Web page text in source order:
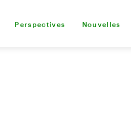
Perspectives Nouvelles